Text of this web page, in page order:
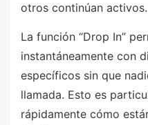
otros continúan activos.
La función “Drop In”
instantáneamente con
específicos sin que
llamada. Esto es
rápidamente cómo